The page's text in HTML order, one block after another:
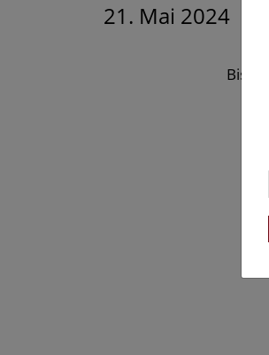
21. Mai 2024